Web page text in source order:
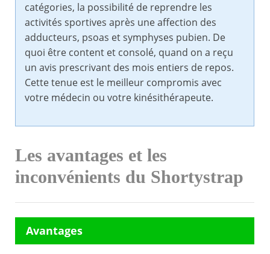
catégories, la possibilité de reprendre les
activités sportives après une affection des
adducteurs, psoas et symphyses pubien. De
quoi être content et consolé, quand on a reçu
un avis prescrivant des mois entiers de repos.
Cette tenue est le meilleur compromis avec
votre médecin ou votre kinésithérapeute.
Les avantages et les
inconvénients du Shortystrap